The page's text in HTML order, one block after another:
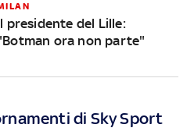
presidente del Lille:
ora non parte"
di Sky Sport